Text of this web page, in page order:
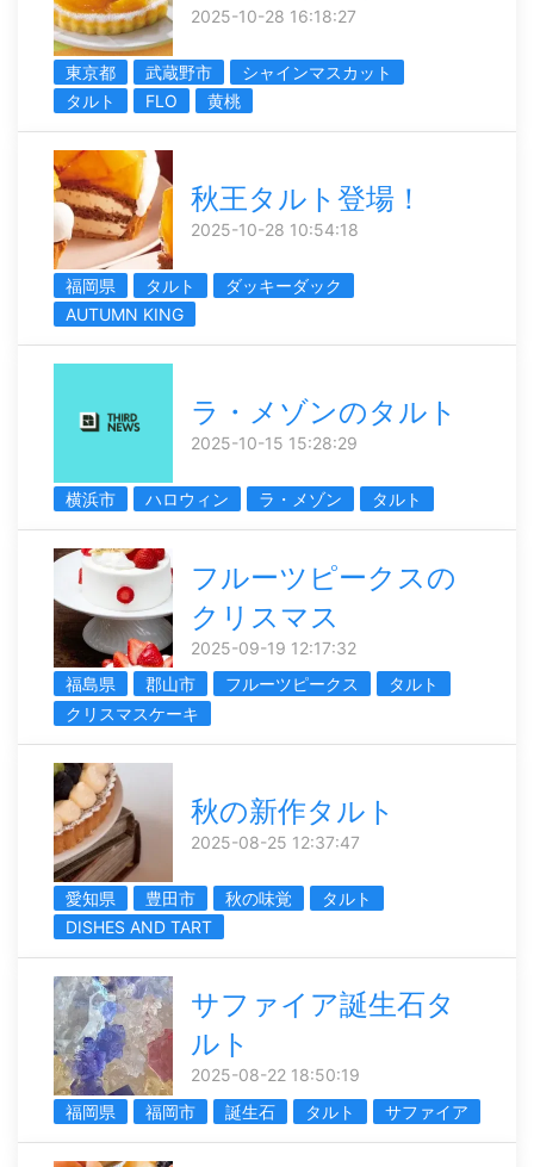
2025-10-28 16:18:27
東京都 武蔵野市
シャインマスカット
タルト
FLO 黄桃
秋王タルト登場！
2025-10-28 10:54:18
福岡県 タルト
ダッキーダック
AUTUMN KING
ラ・メゾンのタルト
2025-10-15 15:28:29
横浜市 ハロウィン ラ・メゾン タルト
フルーツピークスの
クリスマス
2025-09-19 12:17:32
福島県
郡山市 フルーツピークス
タルト
クリスマスケーキ
秋の新作タルト
2025-08-25 12:37:47
愛知県 豊田市 秋の味覚
タルト
DISHES AND TART
サファイア誕生石タ
ルト
2025-08-22 18:50:19
福岡県
福岡市 誕生石 タルト サファイア